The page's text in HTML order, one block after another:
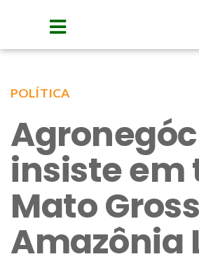
POLÍTICA
insiste em
Mato
Amazônia